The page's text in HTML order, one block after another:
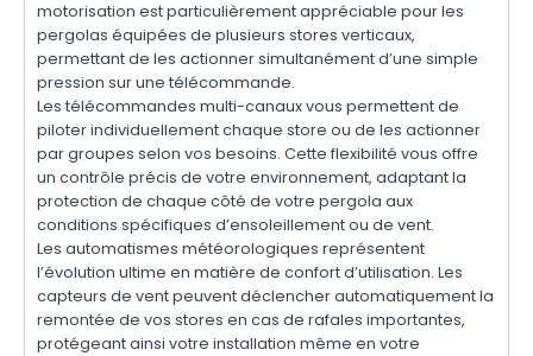
motorisation est particulièrement appréciable pour les
pergolas équipées de plusieurs stores verticaux,
permettant de les actionner simultanément d’une simple
pression sur une télécommande.
Les télécommandes multi-canaux vous permettent de
piloter individuellement chaque store ou de les actionner
par groupes selon vos besoins. Cette flexibilité vous offre
un contrôle précis de votre environnement, adaptant la
protection de chaque côté de votre pergola aux
conditions spécifiques d’ensoleillement ou de vent.
Les automatismes météorologiques représentent
l’évolution ultime en matière de confort d’utilisation. Les
capteurs de vent peuvent déclencher automatiquement la
remontée de vos stores en cas de rafales importantes,
protégeant ainsi votre installation même en votre